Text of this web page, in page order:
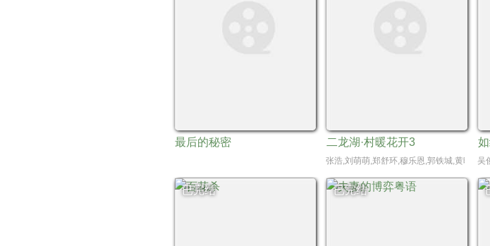
最后的秘密 二龙湖·村暖花开3
张浩,刘萌萌,郑舒环,穆乐恩,郭铁城,黄晓娟,吴
已完结 已完结